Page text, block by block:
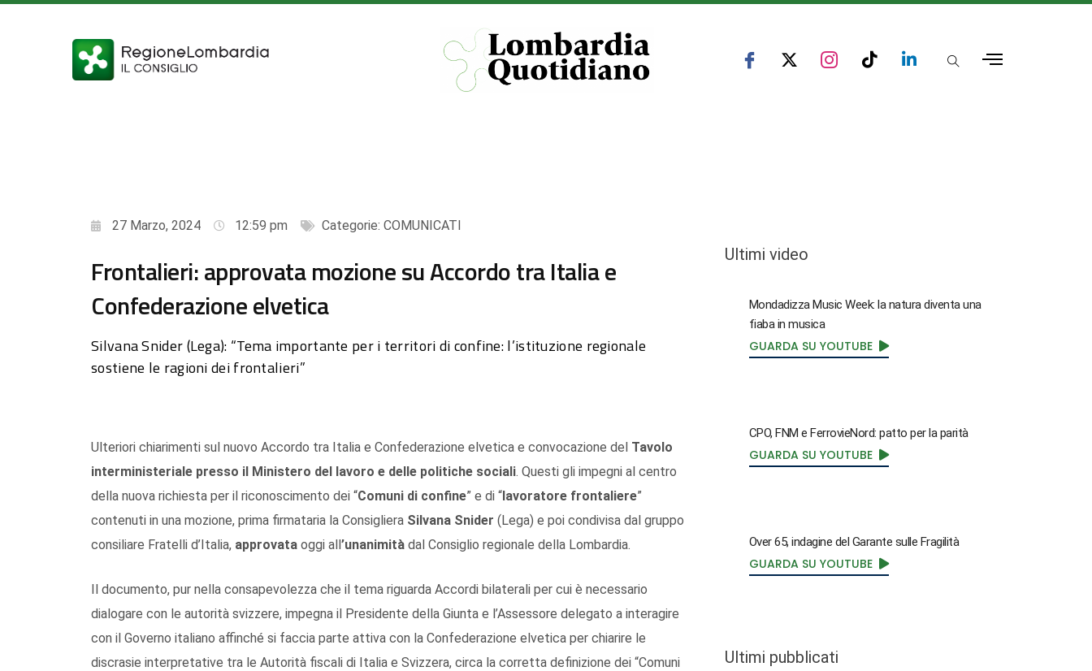
27 Marzo, 2024 12:59 pm Categorie: COMUNICATI
Frontalieri: approvata mozione su Accordo tra Italia e
Confederazione elvetica
Silvana Snider (Lega): “Tema importante per i territori di confine: l’istituzione regionale
sostiene le ragioni dei frontalieri”
Ulteriori chiarimenti sul nuovo Accordo tra Italia e Confederazione elvetica e convocazione del Tavolo
interministeriale presso il Ministero del lavoro e delle politiche sociali. Questi gli impegni al centro
della nuova richiesta per il riconoscimento dei “Comuni di confine” e di “lavoratore frontaliere”
contenuti in una mozione, prima firmataria la Consigliera Silvana Snider (Lega) e poi condivisa dal gruppo
consiliare Fratelli d’Italia, approvata oggi all’unanimità dal Consiglio regionale della Lombardia.
Il documento, pur nella consapevolezza che il tema riguarda Accordi bilaterali per cui è necessario
dialogare con le autorità svizzere, impegna il Presidente della Giunta e l’Assessore delegato a interagire
con il Governo italiano affinché si faccia parte attiva con la Confederazione elvetica per chiarire le
discrasie interpretative tra le Autorità fiscali di Italia e Svizzera, circa la corretta definizione dei “Comuni
Ultimi video
Mondadizza Music Week: la natura diventa una
fiaba in musica
GUARDA SU YOUTUBE
CPO, FNM e FerrovieNord: patto per la parità
GUARDA SU YOUTUBE
Over 65, indagine del Garante sulle Fragilità
GUARDA SU YOUTUBE
Ultimi pubblicati